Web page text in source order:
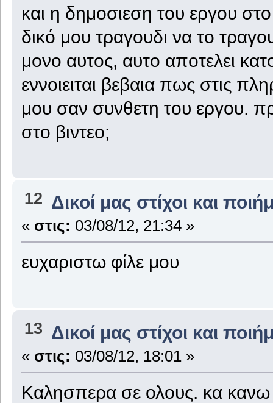
και η δημοσιεση του εργου
δικό μου τραγουδι να το
μονο αυτος, αυτο αποτελει
εννοιειται βεβαια πως στις
μου σαν συνθετη του εργου.
στο βιντεο;
12 Δικοί μας στίχοι και
« στις: 03/08/12, 21:34 »
ευχαριστω φίλε μου
13 Δικοί μας στίχοι και
« στις: 03/08/12, 18:01 »
Καλησπερα σε ολους. κα κανω